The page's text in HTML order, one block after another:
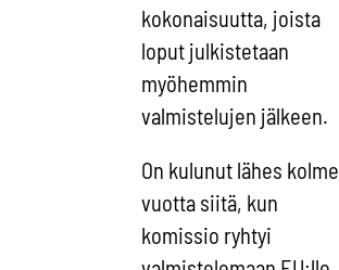
kokonaisuutta, joista
loput julkistetaan
myöhemmin
valmistelujen jälkeen.
On kulunut lähes kolme
vuotta siitä, kun
komissio ryhtyi